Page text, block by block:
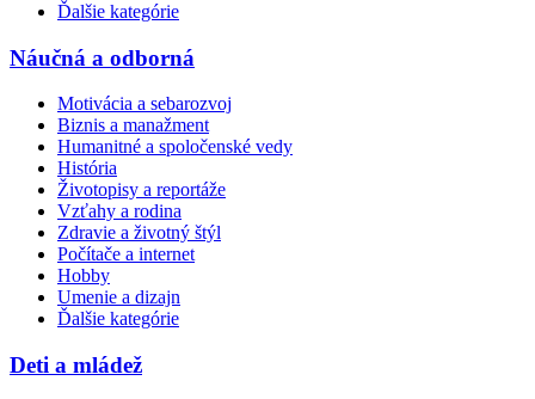
Ďalšie kategórie
Náučná a odborná
Motivácia a sebarozvoj
Biznis a manažment
Humanitné a spoločenské vedy
História
Životopisy a reportáže
Vzťahy a rodina
Zdravie a životný štýl
Počítače a internet
Hobby
Umenie a dizajn
Ďalšie kategórie
Deti a mládež